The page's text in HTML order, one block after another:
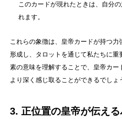
このカードが現れたときは、自分
れます。
これらの象徴は、皇帝カードが持つ
形成し、タロットを通じて私たちに
素の意味を理解することで、皇帝カー
より深く感じ取ることができるでしょ
3. 正位置の皇帝が伝え